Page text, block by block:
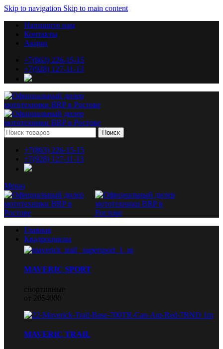
Skip to navigation Skip to main content
Напишите нам
Контакты
Акции
+7(863) 226-15-15
+7(928) 127-11-13
Поиск
+7(863) 226-15-15
+7(928) 127-11-13
Меню
Главная
Квадроциклы
MAVERIC SPORT
спортивные
от 2054000
MAVERIC TRAIL